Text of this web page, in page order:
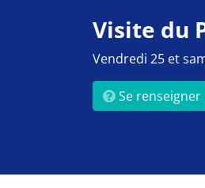
Visite du
Vendredi 25 et
Se renseigner